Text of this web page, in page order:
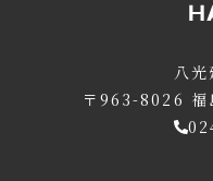
八
〒963-8026